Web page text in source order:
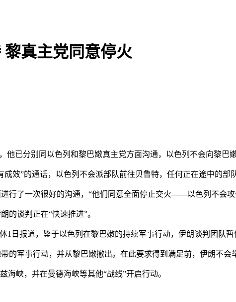
真主党同意停火
已分别同以色列和黎巴嫩真主党方面沟通，以色列不会向黎巴
”的通话，以色列不会派部队前往贝鲁特，任何正在途中的部队
了一次很好的沟通，“他们同意全面停止交火——以色列不会攻
谈判正在“快速推进”。
报道，鉴于以色列在黎巴嫩的持续军事行动，伊朗谈判团队暂
军事行动，并从黎巴嫩撤出。在此要求得到满足前，伊朗不会
峡，并在曼德海峡等其他“战线”开启行动。